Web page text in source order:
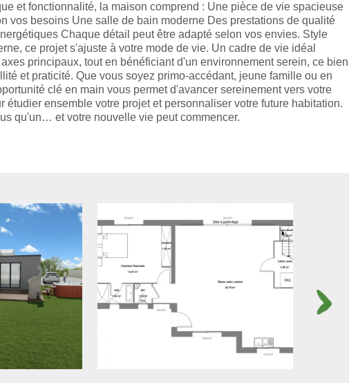
et fonctionnalité, la maison comprend : Une pièce de vie spacieuse
vos besoins Une salle de bain moderne Des prestations de qualité
Chaque détail peut être adapté selon vos envies. Style
ce projet s'ajuste à votre mode de vie. Un cadre de vie idéal
principaux, tout en bénéficiant d'un environnement serein, ce bien
et praticité. Que vous soyez primo-accédant, jeune famille ou en
clé en main vous permet d'avancer sereinement vers votre
étudier ensemble votre projet et personnaliser votre future habitation.
qu'un… et votre nouvelle vie peut commencer.